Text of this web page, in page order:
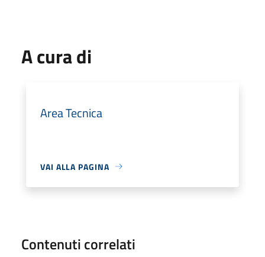
A cura di
Area Tecnica
VAI ALLA PAGINA
Contenuti correlati